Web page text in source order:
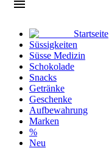
Startseite
Süssigkeiten
Süsse Medizin
Schokolade
Snacks
Getränke
Geschenke
Aufbewahrung
Marken
%
Neu